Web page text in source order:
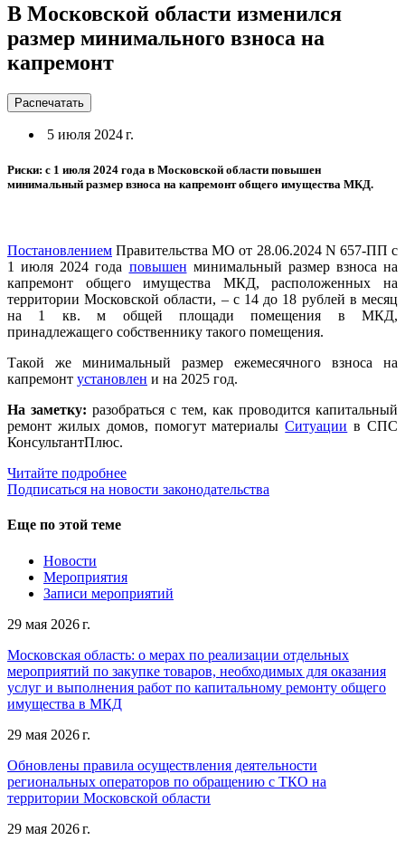
В Московской области изменился
размер минимального взноса на
капремонт
Распечатать
5 июля 2024 г.
Риски: с 1 июля 2024 года в Московской области повышен
минимальный размер взноса на капремонт общего имущества МКД.
Постановлением Правительства МО от 28.06.2024 N 657-ПП с
1 июля 2024 года повышен минимальный размер взноса на
капремонт общего имущества МКД, расположенных на
территории Московской области, – с 14 до 18 рублей в месяц
на 1 кв. м общей площади помещения в МКД,
принадлежащего собственнику такого помещения.
Такой же минимальный размер ежемесячного взноса на
капремонт установлен и на 2025 год.
На заметку: разобраться с тем, как проводится капитальный
ремонт жилых домов, помогут материалыСитуации в СПС
КонсультантПлюс.
Читайте подробнее
Подписаться на новости законодательства
Еще по этой теме
Новости
Мероприятия
Записи мероприятий
29 мая 2026 г.
Московская область: о мерах по реализации отдельных
мероприятий по закупке товаров, необходимых для оказания
услуг и выполнения работ по капитальному ремонту общего
имущества в МКД
29 мая 2026 г.
Обновлены правила осуществления деятельности
региональных операторов по обращению с ТКО на
территории Московской области
29 мая 2026 г.